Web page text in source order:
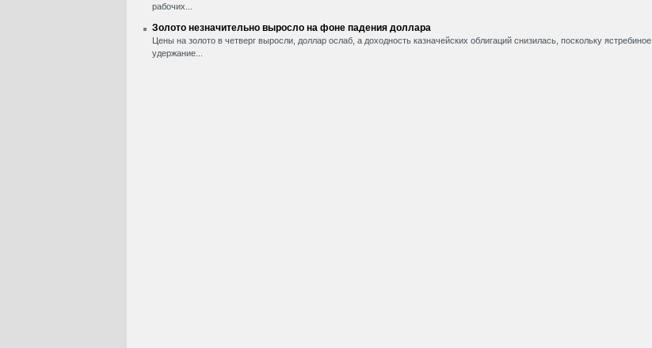
рабочих...
Золото незначительно выросло на фоне падения доллара
Цены на золото в четверг выросли, доллар ослаб, а доходность казначейских облигаций снизилась, поскольку ястребиное
удержание...